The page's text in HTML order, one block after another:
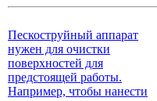
Пескоструйный аппарат
нужен для очистки
поверхностей для
предстоящей работы.
Например, чтобы нанести